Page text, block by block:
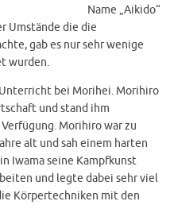
Name „Aikido“
Umstände die die
gab es nur sehr wenige
wurden.
bei Morihei. Morihiro
und stand ihm
Morihiro war zu
alt und sah einem harten
Iwama seine Kampfkunst
und legte dabei sehr viel
Körpertechniken mit den